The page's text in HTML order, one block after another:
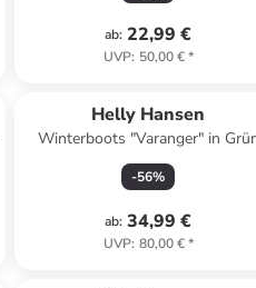
ab: 22,99 €
UVP: 50,00 €*
Helly Hansen
Winterboots "Varanger" in
-56%
ab: 34,99 €
UVP: 80,00 €*